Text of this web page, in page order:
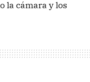
la cámara y los